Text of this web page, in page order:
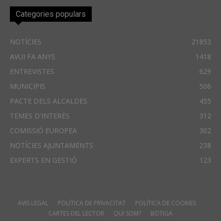
Categories populars
NOTÍCIES
21853
AVUI FA ANYS
1418
ENTREVISTES
629
MUNICIPIS
506
PACTE DELS ALCALDES
455
TEMES D'INTERÈS
312
COMISSIÓ EUROPEA
302
NOTÍCIES AJUNTAMENTS
238
EXPERTS EN GESTIÓ
123
AVÍS LEGAL POLÍTICA DE PRIVACITAT
POLÍTICA DE COOKIES
CARTES DEL LECTOR
QUI SOM? BOTIGA